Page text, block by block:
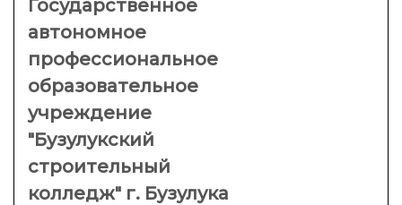
Государственное
автономное
профессиональное
образовательное
учреждение
"Бузулукский
строительный
колледж" г. Бузулука